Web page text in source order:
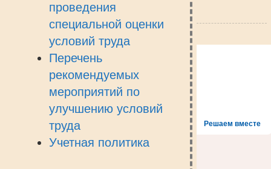
проведения
специальной оценки
условий труда
Перечень
рекомендуемых
мероприятий по
улучшению условий
труда
Учетная политика
Решаем вместе